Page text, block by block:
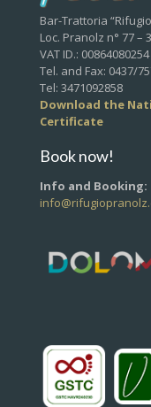
Bar-Trattoria
Loc. Pranolz n° 77 –
VAT ID.:
Tel. and Fax: 0437/
Tel: 3471092858
Download the
Certificate
Book now!
Info and Booking: